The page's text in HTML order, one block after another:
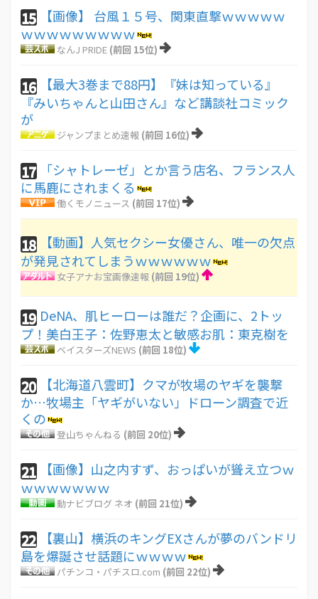
15
【画像】 台風１５号、関東直撃ｗｗｗｗｗ
ｗｗｗｗｗｗｗｗｗ
なんJ PRIDE (前回 15位)
16
【最大3巻まで88円】『妹は知っている』
『みいちゃんと山田さん』など講談社コミック
が
ジャンプまとめ速報 (前回 16位)
17
「シャトレーゼ」とか言う店名、フランス人
に馬鹿にされまくる
働くモノニュース (前回 17位)
18
【動画】人気セクシー女優さん、唯一の欠点
が発見されてしまうｗｗｗｗｗｗ
女子アナお宝画像速報 (前回 19位)
19 DeNA、肌ヒーローは誰だ？企画に、2トッ
プ！美白王子：佐野恵太と敏感お肌：東克樹を
ベイスターズNEWS (前回 18位)
20
【北海道八雲町】クマが牧場のヤギを襲撃
か…牧場主「ヤギがいない」ドローン調査で近
くの
登山ちゃんねる (前回 20位)
21
【画像】山之内すず、おっぱいが聳え立つｗ
ｗｗｗｗｗｗｗ
動ナビブログ ネオ (前回 21位)
22
【裏山】横浜のキングEXさんが夢のバンドリ
島を爆誕させ話題にｗｗｗｗ
パチンコ・パチスロ.com (前回 22位)